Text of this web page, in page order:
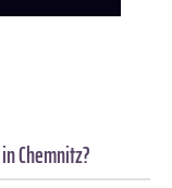
Chemnitz?